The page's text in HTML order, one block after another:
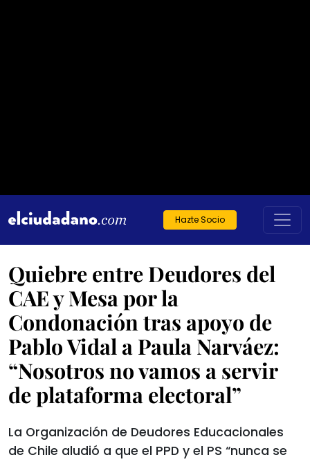
Hazte Socio
Quiebre entre Deudores del
CAE y Mesa por la
Condonación tras apoyo de
Pablo Vidal a Paula Narváez:
“Nosotros no vamos a servir
de plataforma electoral”
La Organización de Deudores Educacionales
de Chile aludió a que el PPD y el PS “nunca se